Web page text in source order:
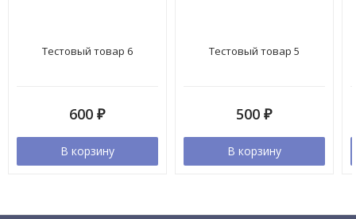
Тестовый товар 6
600 ₽
В корзину
Тестовый товар 5
500 ₽
В корзину